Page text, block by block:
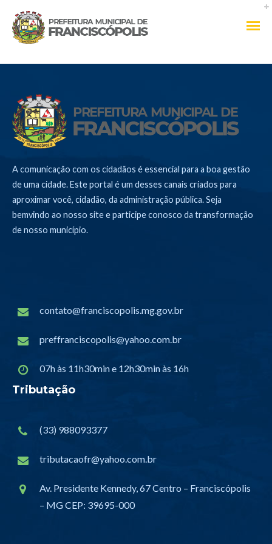
A comunicação com os cidadãos é essencial para a boa gestão
de uma cidade. Este portal é um desses canais criados para
aproximar você, cidadão, da administração pública. Seja
bemvindo ao nosso site e participe conosco da transformação
de nosso município.
contato@franciscopolis.mg.gov.br
preffranciscopolis@yahoo.com.br
07h às 11h30min e 12h30min às 16h
Tributação
(33) 988093377
tributacaofr@yahoo.com.br
Av. Presidente Kennedy, 67 Centro – Franciscópolis
– MG CEP: 39695-000